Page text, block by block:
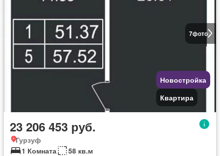
7фото
Новостройка
Квартира
23 206 453 руб.
Гурзуф
1 Комната
58 кв.м